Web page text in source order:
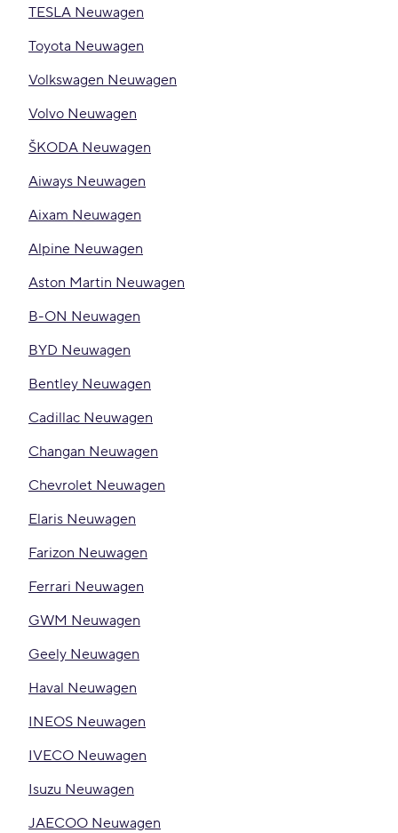
TESLA Neuwagen
Toyota Neuwagen
Volkswagen Neuwagen
Volvo Neuwagen
ŠKODA Neuwagen
Aiways Neuwagen
Aixam Neuwagen
Alpine Neuwagen
Aston Martin Neuwagen
B-ON Neuwagen
BYD Neuwagen
Bentley Neuwagen
Cadillac Neuwagen
Changan Neuwagen
Chevrolet Neuwagen
Elaris Neuwagen
Farizon Neuwagen
Ferrari Neuwagen
GWM Neuwagen
Geely Neuwagen
Haval Neuwagen
INEOS Neuwagen
IVECO Neuwagen
Isuzu Neuwagen
JAECOO Neuwagen